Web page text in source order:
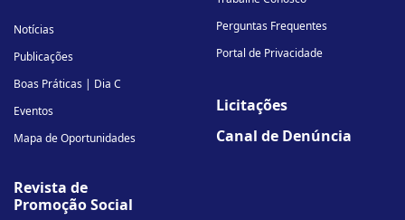
Notícias
Publicações
Boas Práticas | Dia C
Eventos
Mapa de Oportunidades
Revista de
Promoção Social
Perguntas Frequentes
Portal de Privacidade
Licitações
Canal de Denúncia